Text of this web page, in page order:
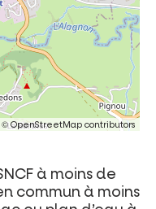
©OpenStreetMap contributors
à moins de
commun à moins